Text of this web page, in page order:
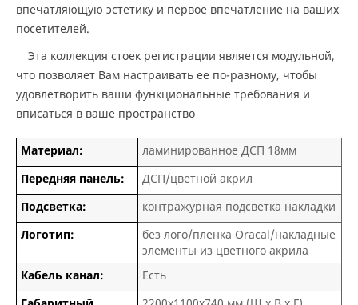
впечатляющую эстетику и первое впечатление на ваших
посетителей.
Эта коллекция стоек регистрации является модульной,
что позволяет Вам настраивать ее по-разному, чтобы
удовлетворить ваши функциональные требования и
вписаться в ваше пространство
Материал:
ламинированное ДСП 18мм
Передняя панель:
ДСП/цветной акрил
Подсветка:
контражурная подсветка накладки
Логотип:
без лого/пленка Oracal/накладные
элементы из цветного акрила
Кабель канал:
Есть